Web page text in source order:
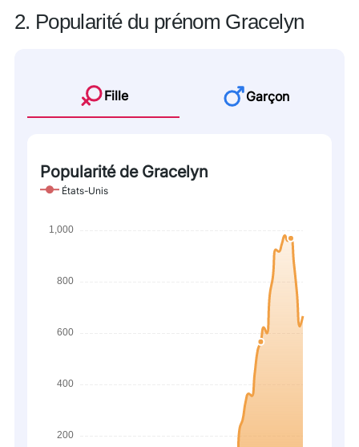
2. Popularité du prénom Gracelyn
Fille Garçon
Popularité de Gracelyn
États-Unis